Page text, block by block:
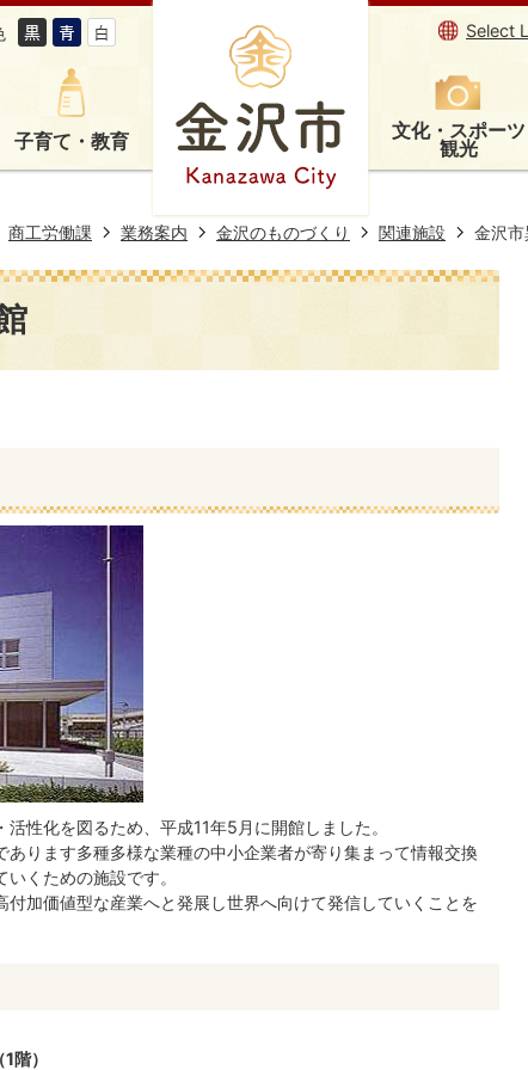
Select
子育て・教育 文化・スポーツ
観光
商工労働課 業務案内 金沢のものづくり 関連施設 金沢
性化を図るため、平成11年5月に開館しました。
ります多種多様な業種の中小企業者が寄り集まって情報交換
くための施設です。
加価値型な産業へと発展し世界へ向けて発信していくことを
階）